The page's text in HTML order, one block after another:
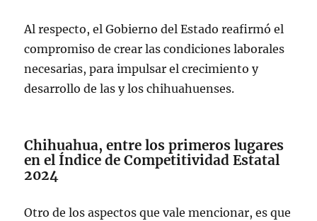
Al respecto, el Gobierno del Estado reafirmó el
compromiso de crear las condiciones laborales
necesarias, para impulsar el crecimiento y
desarrollo de las y los chihuahuenses.
Chihuahua, entre los primeros lugares
en el Índice de Competitividad Estatal
2024
Otro de los aspectos que vale mencionar, es que